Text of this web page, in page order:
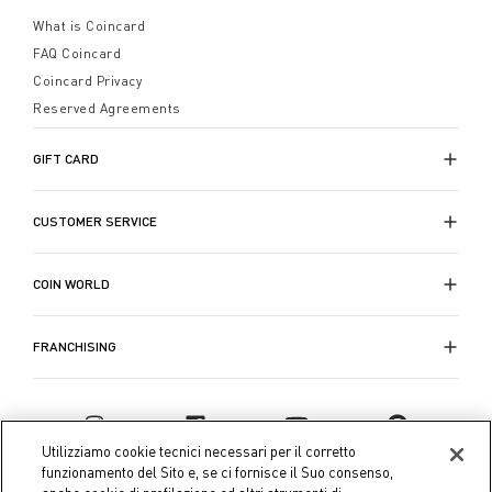
che meglio rispecchia il tuo stile e regala ai tuoi spazi
un tocco di design che racconta la tua storia.
What is Coincard
FAQ Coincard
Coincard Privacy
Reserved Agreements
GIFT CARD
CUSTOMER SERVICE
COIN WORLD
FRANCHISING
Utilizziamo cookie tecnici necessari per il corretto
funzionamento del Sito e, se ci fornisce il Suo consenso,